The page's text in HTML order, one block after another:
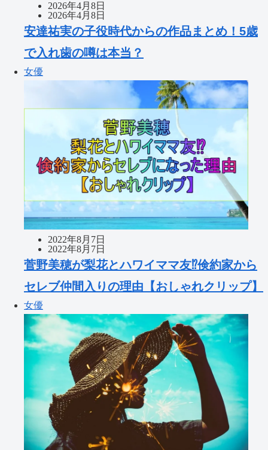
2026年4月8日
2026年4月8日
安達祐実の子役時代からの作品まとめ！5歳
で入れ歯の噂は本当？
女優
2022年8月7日
2022年8月7日
菅野美穂が梨花とハワイママ友⁉倹約家から
セレブ仲間入りの理由【おしゃれクリップ】
女優